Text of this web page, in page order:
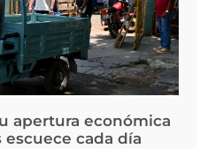
apertura económica
cada día